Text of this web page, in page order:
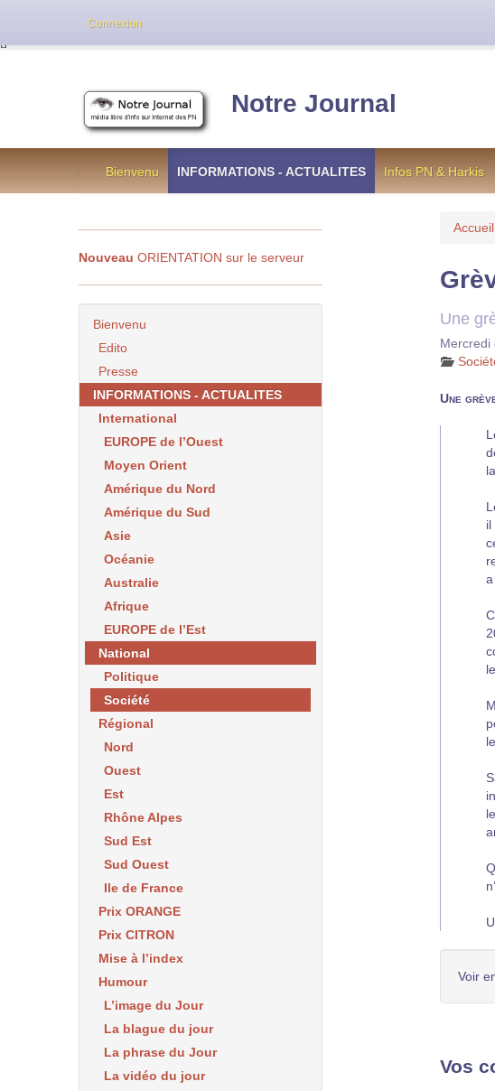
Notre Journal
Bienvenu INFORMATIONS - ACTUALITES Infos PN & Harkis
Une
Mercredi
Une
il
Voir
Vos
Nouveau ORIENTATION sur le serveur
Bienvenu
Edito
Presse
INFORMATIONS - ACTUALITES
International
EUROPE de l’Ouest
Moyen Orient
Amérique du Nord
Amérique du Sud
Asie
Océanie
Australie
Afrique
EUROPE de l’Est
National
Politique
Société
Régional
Nord
Ouest
Est
Rhône Alpes
Sud Est
Sud Ouest
Ile de France
Prix ORANGE
Prix CITRON
Mise à l’index
Humour
L’image du Jour
La blague du jour
La phrase du Jour
La vidéo du jour
Connexion
Cette version de NotreJournal représente l’ancienne